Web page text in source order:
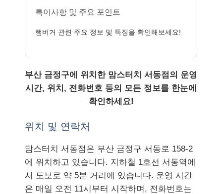
특이사항 및 주요 포인트
햄버거 관련 주요 정보 및 특징을 확인해보세요!
부산 금정구에 위치한 맘스터치 서동점의 운영
시간, 위치, 전화번호 등의 모든 정보를 한눈에
확인하세요!
위치 및 연락처
맘스터치 서동점은 부산 금정구 서동로 158-2
에 위치하고 있습니다. 지하철 1호선 서동역에
서 도보로 약 5분 거리에 있습니다. 운영 시간
은 매일 오전 11시부터 시작하며, 전화번호는